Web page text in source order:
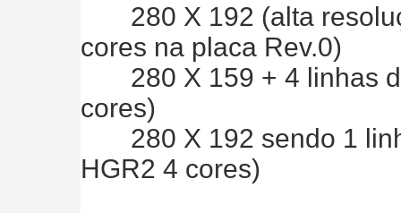
280 X 192 (alta
cores na placa Rev.0)
280 X 159 + 4 linhas
cores)
280 X 192 sendo 1
HGR2 4 cores)